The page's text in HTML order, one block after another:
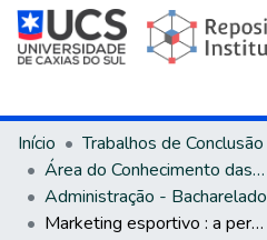
Início
Área do Conhecimento das Ciências Sociais Aplicadas
Administração - Bacharelado
Marketing esportivo : a percepção dos consumidores da Serra Gaúcha em relação à comunicação dos seus clubes de futebol